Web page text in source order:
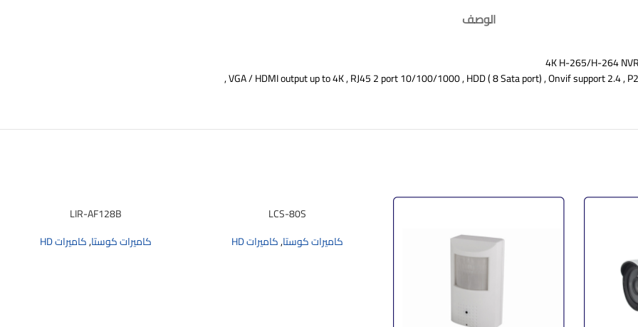
الوصف
4K H-265/H-264
VGA / HDMI output up to 4K , RJ45 2 port 10/100/1000 , HDD ( 8 Sata port) , Onvif support 2.4 ,
LCS-80S
كاميرات كوستا,كاميرات HD
LIR-AF128B
كاميرات كوستا,كاميرات HD